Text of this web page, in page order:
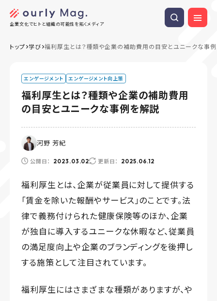
企業文化でヒトと組織の可能性を拓くメディア
トップ 学び 福利厚生とは？種類や企業の補助費用の目安とユニークな事
エンゲージメント エンゲージメント向上策
福利厚生とは？種類や企業の補助費用
の目安とユニークな事例を解説
河野 芳紀
公開日： 2023.03.02 更新日： 2025.06.12
福利厚生とは、企業が従業員に対して提供する
「賃金を除いた報酬やサービス」のことです。法
律で義務付けられた健康保険等のほか、企業
が独自に導入するユニークな休暇など、従業員
の満足度向上や企業のブランディングを後押し
する施策として注目されています。
福利厚生にはさまざまな種類がありますが、や